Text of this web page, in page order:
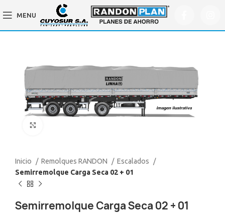
MENU
Inicio Remolques RANDON
Escalados
Semirremolque Carga Seca 02 + 01
Semirremolque Carga Seca 02 + 01